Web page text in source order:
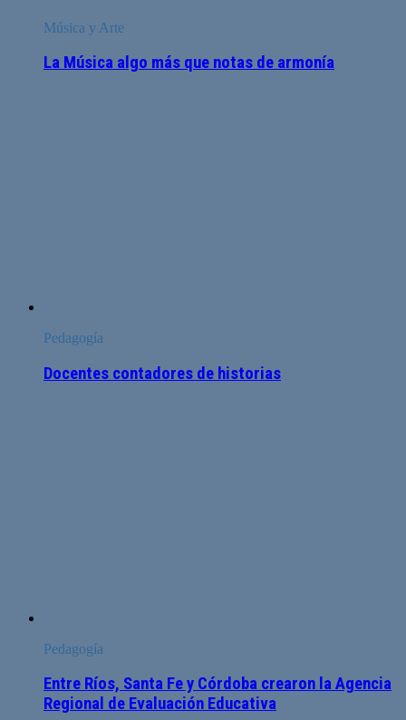
Música y Arte
La Música algo más que notas de armonía
Pedagogía
Docentes contadores de historias
Pedagogía
Entre Ríos, Santa Fe y Córdoba crearon la Agencia
Regional de Evaluación Educativa